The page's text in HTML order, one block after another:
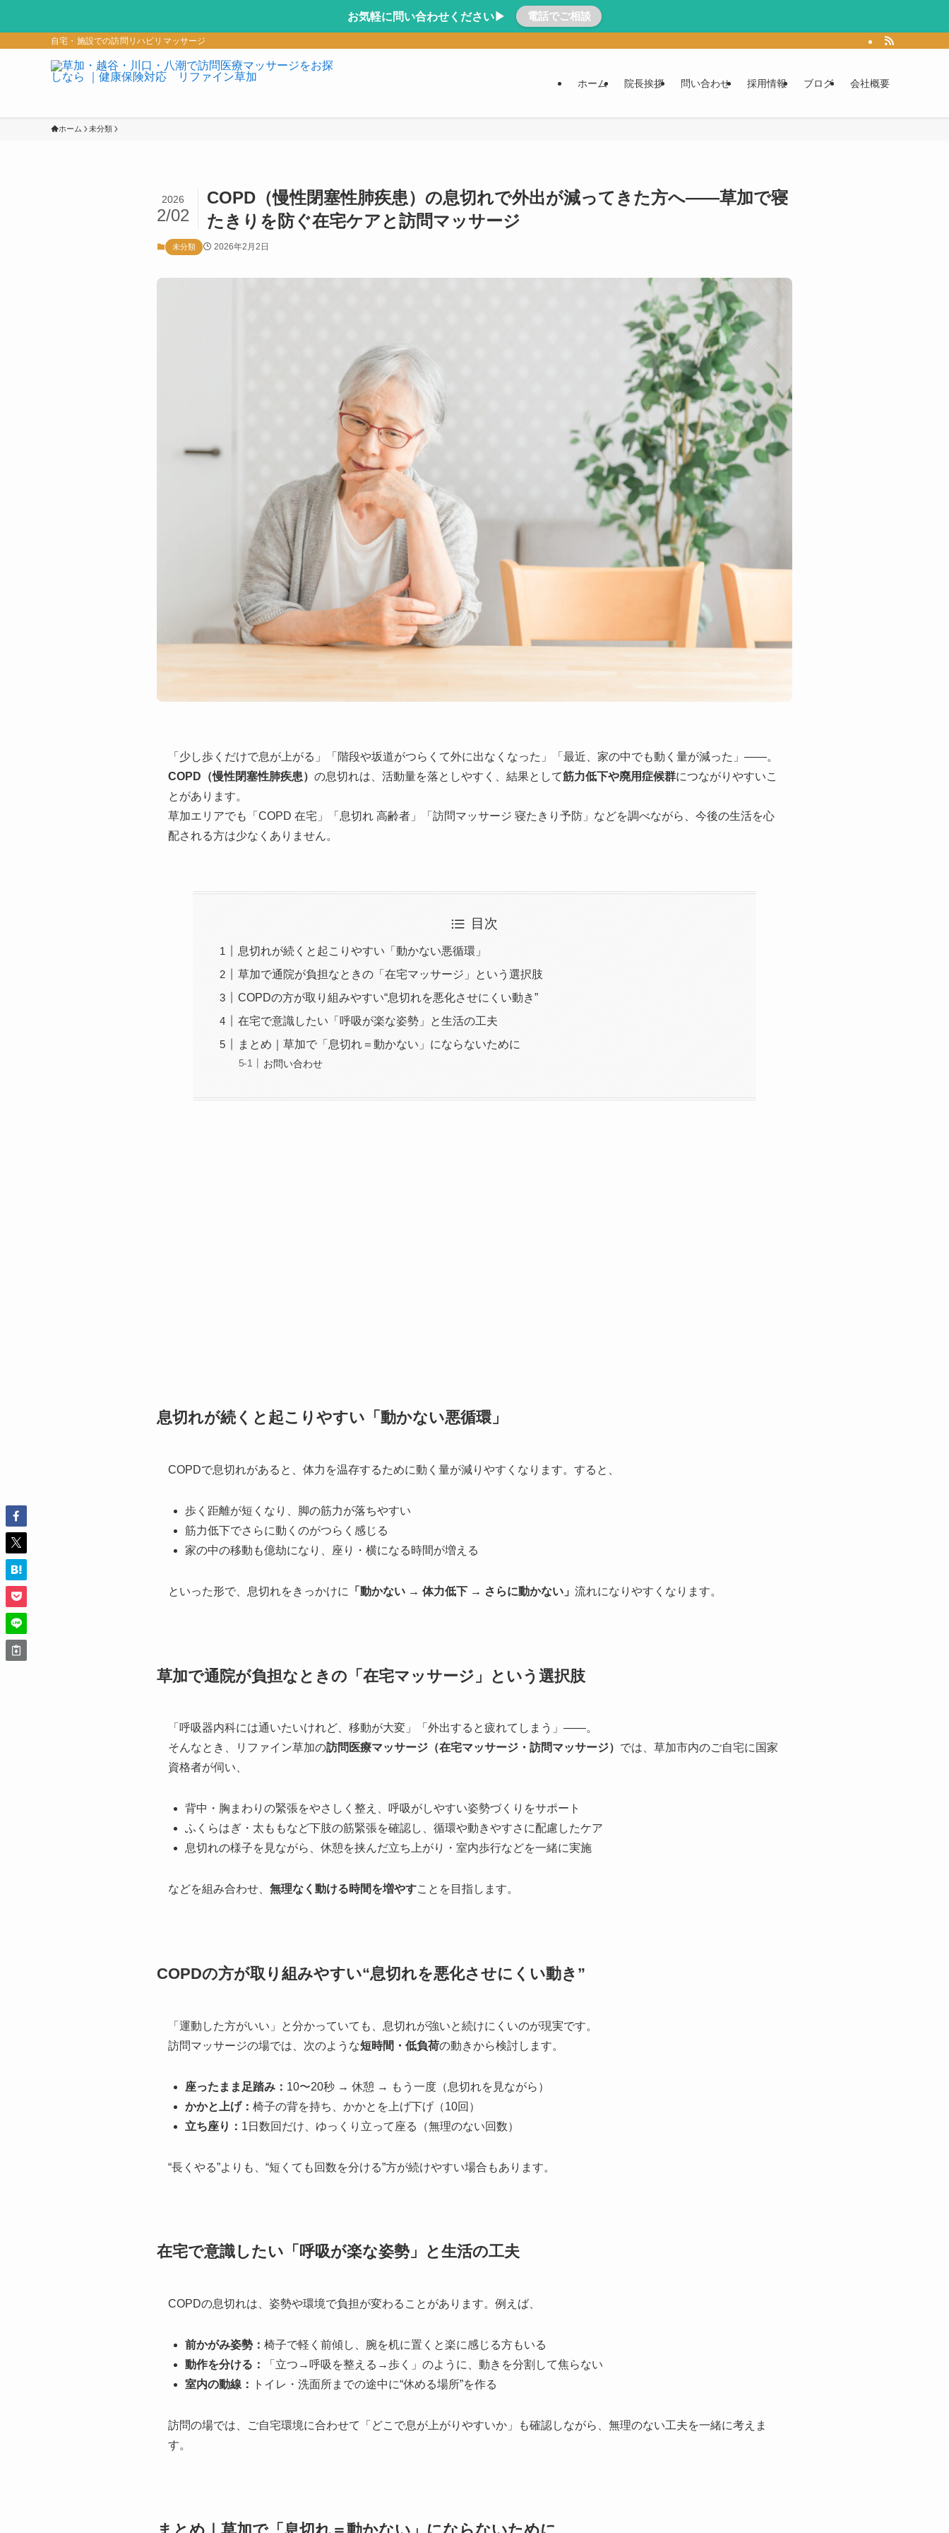
お気軽に問い合わせください▶ 電話でご相談
自宅・施設での訪問リハビリマッサージ
ホーム 院長挨拶 問い合わせ 採用情報 ブログ 会社概要
ホーム 未分類
COPD（慢性閉塞性肺疾患）の息切れで外出が減ってきた方へ――草加で寝
たきりを防ぐ在宅ケアと訪問マッサージ
2026
2/02
未分類 2026年2月2日
「少し歩くだけで息が上がる」「階段や坂道がつらくて外に出なくなった」「最近、家の中でも動く量が減った」――。
COPD（慢性閉塞性肺疾患） の息切れは、活動量を落としやすく、結果として筋力低下や廃用症候群につながりやすいこ
とがあります。
草加エリアでも「COPD 在宅」「息切れ 高齢者」「訪問マッサージ 寝たきり予防」などを調べながら、今後の生活を心
配される方は少なくありません。
目次
息切れが続くと起こりやすい「動かない悪循環」
草加で通院が負担なときの「在宅マッサージ」という選択肢
COPDの方が取り組みやすい“息切れを悪化させにくい動き”
在宅で意識したい「呼吸が楽な姿勢」と生活の工夫
まとめ｜草加で「息切れ＝動かない」にならないために
お問い合わせ
息切れが続くと起こりやすい「動かない悪循環」
COPDで息切れがあると、体力を温存するために動く量が減りやすくなります。すると、
歩く距離が短くなり、脚の筋力が落ちやすい
筋力低下でさらに動くのがつらく感じる
家の中の移動も億劫になり、座り・横になる時間が増える
といった形で、息切れをきっかけに 「動かない → 体力低下 → さらに動かない」 流れになりやすくなります。
草加で通院が負担なときの「在宅マッサージ」という選択肢
「呼吸器内科には通いたいけれど、移動が大変」「外出すると疲れてしまう」――。
そんなとき、リファイン草加の訪問医療マッサージ（在宅マッサージ・訪問マッサージ） では、草加市内のご自宅に国家
資格者が伺い、
背中・胸まわりの緊張をやさしく整え、呼吸がしやすい姿勢づくりをサポート
ふくらはぎ・太ももなど下肢の筋緊張を確認し、循環や動きやすさに配慮したケア
息切れの様子を見ながら、休憩を挟んだ立ち上がり・室内歩行などを一緒に実施
などを組み合わせ、 無理なく動ける時間を増やすことを目指します。
COPDの方が取り組みやすい“息切れを悪化させにくい動き”
「運動した方がいい」と分かっていても、息切れが強いと続けにくいのが現実です。
訪問マッサージの場では、次のような短時間・低負荷の動きから検討します。
座ったまま足踏み： 10〜20秒 → 休憩 → もう一度（息切れを見ながら）
かかと上げ： 椅子の背を持ち、かかとを上げ下げ（10回）
立ち座り： 1日数回だけ、ゆっくり立って座る（無理のない回数）
“長くやる”よりも、“短くても回数を分ける”方が続けやすい場合もあります。
在宅で意識したい「呼吸が楽な姿勢」と生活の工夫
COPDの息切れは、姿勢や環境で負担が変わることがあります。例えば、
前かがみ姿勢： 椅子で軽く前傾し、腕を机に置くと楽に感じる方もいる
動作を分ける：
「立つ→呼吸を整える→歩く」のように、動きを分割して焦らない
室内の動線：
トイレ・洗面所までの途中に“休める場所”を作る
訪問の場では、ご自宅環境に合わせて「どこで息が上がりやすいか」も確認しながら、無理のない工夫を一緒に考えま
す。